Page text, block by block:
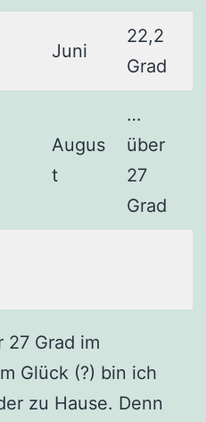
Juni
22,2
Grad
Augus
t
…
über
27
Grad
27 Grad im
Glück (?) bin ich
zu Hause. Denn